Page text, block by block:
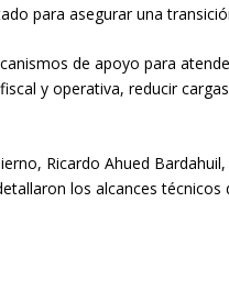
para asegurar una
de apoyo para
y operativa, reducir
Ricardo Ahued
los alcances